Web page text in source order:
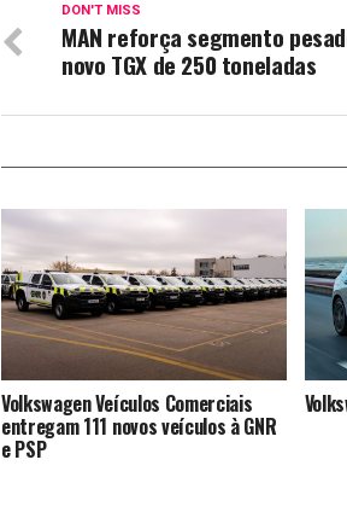
DON'T MISS
MAN reforça segmento
novo TGX de 250 toneladas
Volkswagen Veículos Comerciais
entregam 111 novos veículos à GNR
e PSP